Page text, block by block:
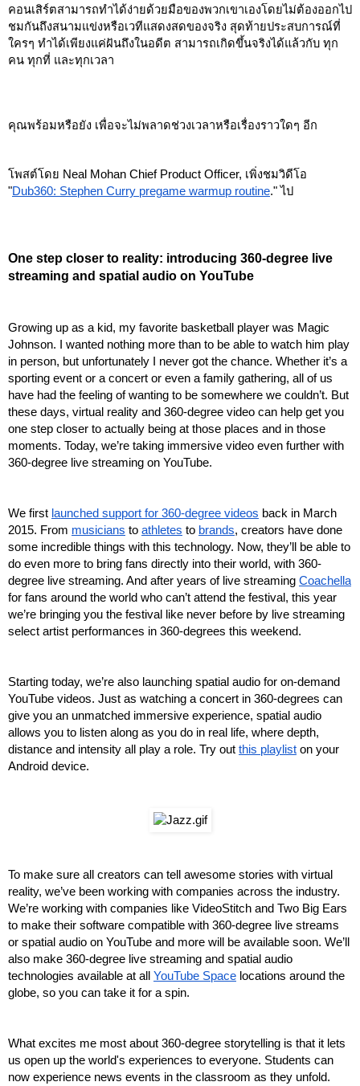
คอนเสิร์ตสามารถทำได้ง่ายด้วยมือของพวกเขาเองโดยไม่ต้องออกไป
ชมกันถึงสนามแข่งหรือเวทีแสดงสดของจริง สุดท้ายประสบการณ์ที่
ใครๆ ทำได้เพียงแค่ฝันถึงในอดีต สามารถเกิดขึ้นจริงได้แล้วกับ ทุก
คน ทุกที่ และทุกเวลา
คุณพร้อมหรือยัง เพื่อจะไม่พลาดช่วงเวลาหรือเรื่องราวใดๆ อีก
โพสต์โดย Neal Mohan Chief Product Officer, เพิ่งชมวิดีโอ
"Dub360: Stephen Curry pregame warmup routine." ไป
One step closer to reality: introducing 360-degree live
streaming and spatial audio on YouTube
Growing up as a kid, my favorite basketball player was Magic
Johnson. I wanted nothing more than to be able to watch him play
in person, but unfortunately I never got the chance. Whether it’s a
sporting event or a concert or even a family gathering, all of us
have had the feeling of wanting to be somewhere we couldn’t. But
these days, virtual reality and 360-degree video can help get you
one step closer to actually being at those places and in those
moments. Today, we’re taking immersive video even further with
360-degree live streaming on YouTube.
We first launched support for 360-degree videos back in March
2015. From musicians to athletes to brands, creators have done
some incredible things with this technology. Now, they’ll be able to
do even more to bring fans directly into their world, with 360-
degree live streaming. And after years of live streaming Coachella
for fans around the world who can’t attend the festival, this year
we’re bringing you the festival like never before by live streaming
select artist performances in 360-degrees this weekend.
Starting today, we’re also launching spatial audio for on-demand
YouTube videos. Just as watching a concert in 360-degrees can
give you an unmatched immersive experience, spatial audio
allows you to listen along as you do in real life, where depth,
distance and intensity all play a role. Try out this playlist on your
Android device.
To make sure all creators can tell awesome stories with virtual
reality, we’ve been working with companies across the industry.
We’re working with companies like VideoStitch and Two Big Ears
to make their software compatible with 360-degree live streams
or spatial audio on YouTube and more will be available soon. We’ll
also make 360-degree live streaming and spatial audio
technologies available at all YouTube Space locations around the
globe, so you can take it for a spin.
What excites me most about 360-degree storytelling is that it lets
us open up the world's experiences to everyone. Students can
now experience news events in the classroom as they unfold.